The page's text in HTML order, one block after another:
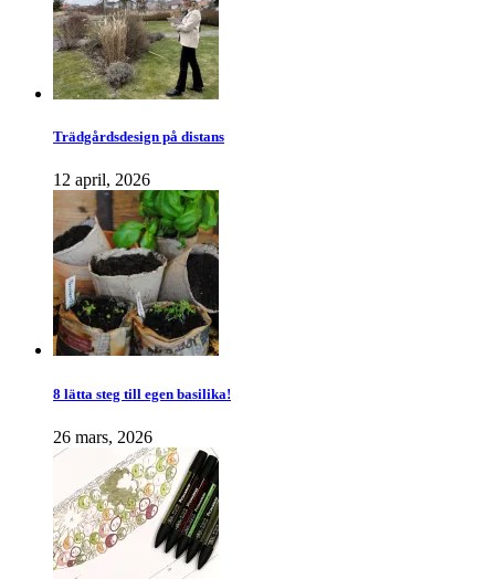
Trädgårdsdesign på distans
12 april, 2026
8 lätta steg till egen basilika!
26 mars, 2026